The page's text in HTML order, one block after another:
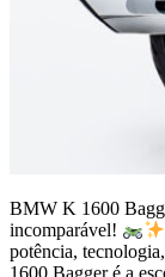
BMW K 1600
incomparável!
potência,
1600 Bagger é a